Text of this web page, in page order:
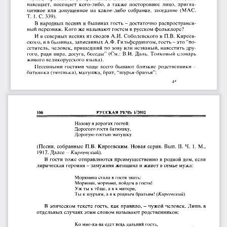
навещает, посещает кого-либо, а также постороннее лицо, пригла
шенное или допущенное на какое-либо собрание, заседание (МАС.
Т. 1. С. 339).
В народных песнях и былинах гость - достаточно распространен
ный персонаж. Кого же называют гостем в русском фольклоре?
И в северных песнях из сводов А.И. Соболевского и П.В. Киреев
ского, и в былинах, записанных А.Ф. Гильфердингом, гость - это “по
сетитель, человек, пришедший по зову или незваный, навестить дру
гого,
ради пира, досуга, беседы” (См.: В.И. Даль. Толковый словарь
живого великорусского языка).
Песенными гостями чаще всего бывают близкие родственники -
батюшка (тятенька), матушка, брат, “шурья-братья”:
4*
100 РУССКАЯ РЕЧЬ 1/2002
Назову я дорогих гостей:
Дорогого гостя батюшку,
Дорогую гостью матушку
(Песни, собранные П.В. Киреевским. Новая серия. Вып. II. Ч. 1. М.,
1917. Далее - Киреевский).
В гости тоже отправляются преимущественно в родной дом, если
лирическая героиня - замужняя женщина и живет в семье мужа:
Морянина стала в гости звать:
Морянин, морянин, пойдем в гости!
Уж ты к тёще, а я к матери,
Ты к шурьям, а я к родным братьям! (Киреевский)
В эпическом тексте гость, как правило, - чужой человек. Лишь в
отдельных случаях этим словом называют родственников:
Ко мне-ка-ва едет ведь дальний гость,